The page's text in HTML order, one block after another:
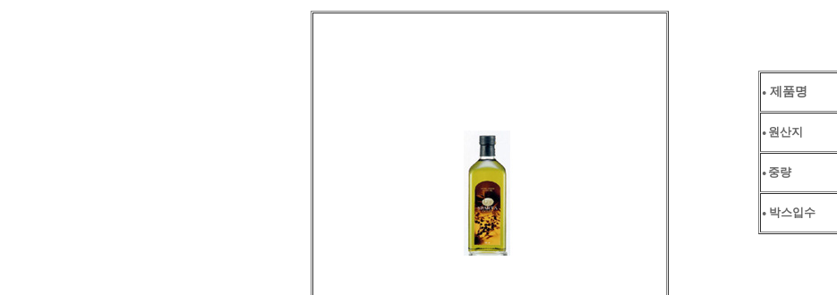
● 제품명
● 원산지
● 중량
● 박스입수